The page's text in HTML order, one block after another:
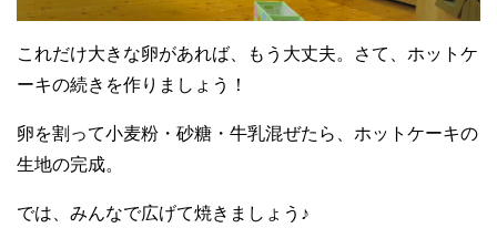
これだけ大きな卵があれば、もう大丈夫。さて、ホットケ
ーキの続きを作りましょう！
卵を割って小麦粉・砂糖・牛乳混ぜたら、ホットケーキの
生地の完成。
では、みんなで広げて焼きましょう♪